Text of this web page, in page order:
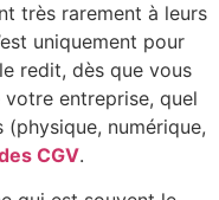
très rarement à leurs
uniquement pour
redit, dès que vous
entreprise, quel
numérique,
CGV.